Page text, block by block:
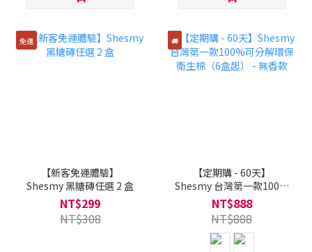
免運
【新客免運體驗】
Shesmy 黑糖磚任選 2 盒
NT$299
NT$308
🚚
【定期購 - 60天】
Shesmy 台灣第一款100%
可分解環保衛生棉（6盒
起） - 無香款
NT$888
NT$888